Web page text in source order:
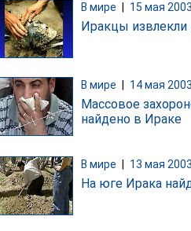
В мире 15 мая
Иракцы извлекли
В мире 14 мая
Массовое
найдено в Ираке
В мире | 13 мая
На юге Ирака